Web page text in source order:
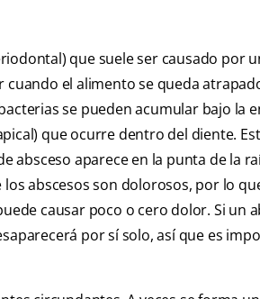
que suele ser causado por
el alimento se queda
se pueden acumular bajo la
que ocurre dentro del diente.
aparece en la punta de la
abscesos son dolorosos, por lo
causar poco o cero dolor. Si un
por sí solo, así que es